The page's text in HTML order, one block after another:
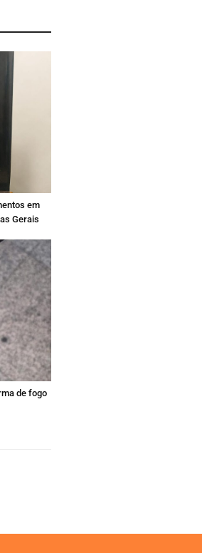
em
Gerais
de fogo